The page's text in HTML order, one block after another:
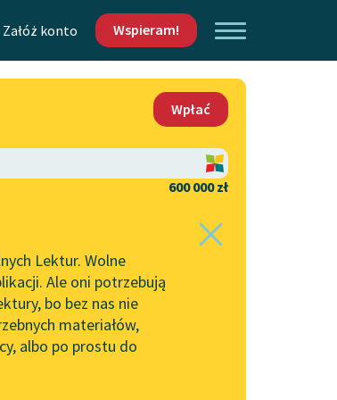
Załóż konto Wspieram!
Kontakt
O projekcie
Zasady wykorzystania
Wolnych Lektur
Logotypy
Materiały promocyjne
Wpłać
600 000 zł
Lektur. Wolne
Ale oni potrzebują
bo bez nas nie
materiałów,
albo po prostu do